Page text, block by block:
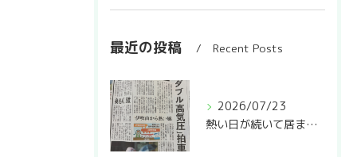
最近の投稿 Recent Posts
2026/07/23
熱い日が続いて居ますね🥵